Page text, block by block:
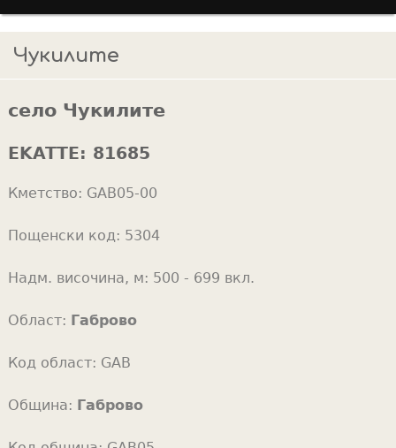
r
c
h
f
r
m
и
o
u
r
e
e
Чукилите
село Чукилите
EKATTE: 81685
Кметство: GAB05-00
Пощенски код: 5304
Надм. височина, м: 500 - 699 вкл.
Област: Габрово
Код област: GAB
Община: Габрово